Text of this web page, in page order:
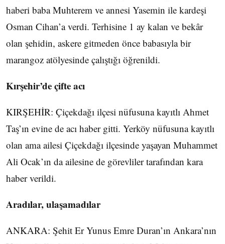
haberi baba Muhterem ve annesi Yasemin ile kardeşi
Osman Cihan’a verdi. Terhisine 1 ay kalan ve bekâr
olan şehidin, askere gitmeden önce babasıyla bir
marangoz atölyesinde çalıştığı öğrenildi.
Kırşehir’de çifte acı
KIRŞEHİR: Çiçekdağı ilçesi nüfusuna kayıtlı Ahmet
Taş’ın evine de acı haber gitti. Yerköy nüfusuna kayıtlı
olan ama ailesi Çiçekdağı ilçesinde yaşayan Muhammet
Ali Ocak’ın da ailesine de görevliler tarafından kara
haber verildi.
Aradılar, ulaşamadılar
ANKARA: Şehit Er Yunus Emre Duran’ın Ankara’nın